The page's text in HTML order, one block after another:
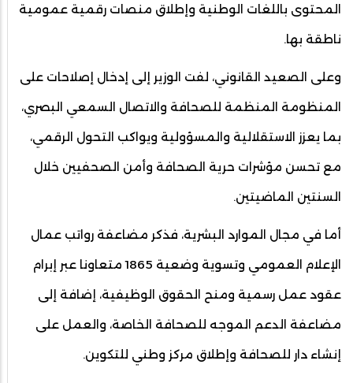
المحتوى باللغات الوطنية وإطلاق منصات رقمية عمومية
ناطقة بها.
وعلى الصعيد القانوني، لفت الوزير إلى إدخال إصلاحات على
المنظومة المنظمة للصحافة والاتصال السمعي البصري،
بما يعزز الاستقلالية والمسؤولية ويواكب التحول الرقمي،
مع تحسن مؤشرات حرية الصحافة وأمن الصحفيين خلال
السنتين الماضيتين.
أما في مجال الموارد البشرية، فذكر مضاعفة رواتب عمال
الإعلام العمومي وتسوية وضعية 1865 متعاونا عبر إبرام
عقود عمل رسمية ومنح الحقوق الوظيفية، إضافة إلى
مضاعفة الدعم الموجه للصحافة الخاصة، والعمل على
إنشاء دار للصحافة وإطلاق مركز وطني للتكوين.